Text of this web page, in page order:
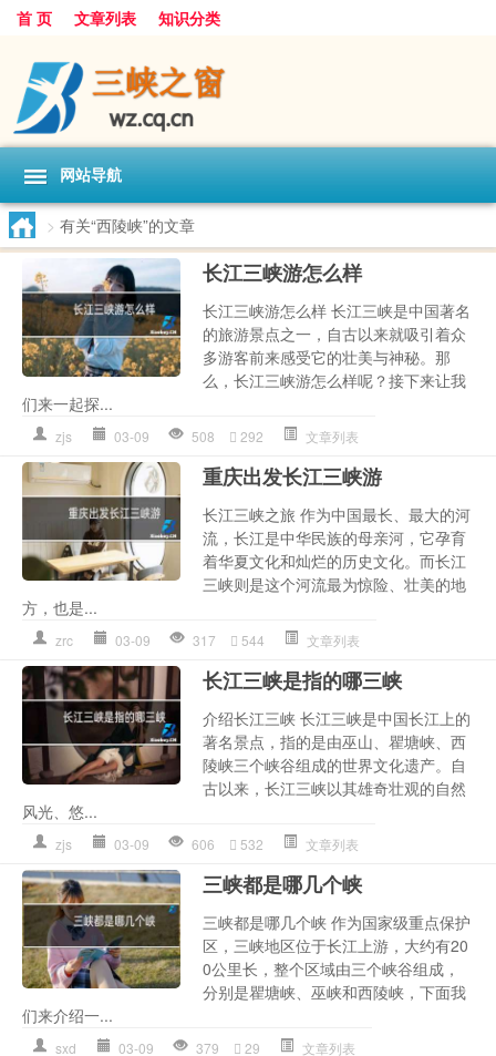
首 页 文章列表 知识分类
网站导航
> 有关“西陵峡”的文章
长江三峡游怎么样
长江三峡游怎么样 长江三峡是中国著名
的旅游景点之一，自古以来就吸引着众
多游客前来感受它的壮美与神秘。那
么，长江三峡游怎么样呢？接下来让我
们来一起探...
zjs 03-09 508 292 文章列表
重庆出发长江三峡游
长江三峡之旅 作为中国最长、最大的河
流，长江是中华民族的母亲河，它孕育
着华夏文化和灿烂的历史文化。而长江
三峡则是这个河流最为惊险、壮美的地
方，也是...
zrc 03-09 317 544 文章列表
长江三峡是指的哪三峡
介绍长江三峡 长江三峡是中国长江上的
著名景点，指的是由巫山、瞿塘峡、西
陵峡三个峡谷组成的世界文化遗产。自
古以来，长江三峡以其雄奇壮观的自然
风光、悠...
zjs 03-09 606 532 文章列表
三峡都是哪几个峡
三峡都是哪几个峡 作为国家级重点保护
区，三峡地区位于长江上游，大约有20
0公里长，整个区域由三个峡谷组成，
分别是瞿塘峡、巫峡和西陵峡，下面我
们来介绍一...
sxd 03-09 379 29 文章列表